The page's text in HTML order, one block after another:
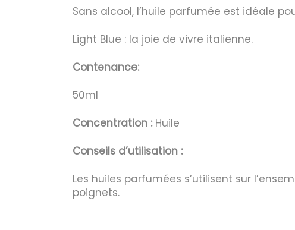
Sans alcool, l’huile parfumée est idéale
Light Blue : la joie de vivre italienne.
Contenance:
50ml
Concentration : Huile
Conseils d’utilisation :
Les huiles parfumées s’utilisent sur
poignets.